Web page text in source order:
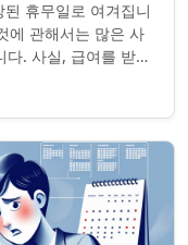
휴무일로 여겨집니
에 관해서는 많은 사
. 사실, 급여를 받거